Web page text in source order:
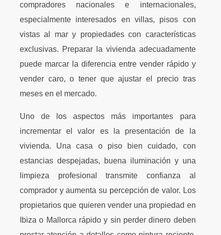
compradores nacionales e internacionales,
especialmente interesados en villas, pisos con
vistas al mar y propiedades con características
exclusivas. Preparar la vivienda adecuadamente
puede marcar la diferencia entre vender rápido y
vender caro, o tener que ajustar el precio tras
meses en el mercado.
Uno de los aspectos más importantes para
incrementar el valor es la presentación de la
vivienda. Una casa o piso bien cuidado, con
estancias despejadas, buena iluminación y una
limpieza profesional transmite confianza al
comprador y aumenta su percepción de valor. Los
propietarios que quieren vender una propiedad en
Ibiza o Mallorca rápido y sin perder dinero deben